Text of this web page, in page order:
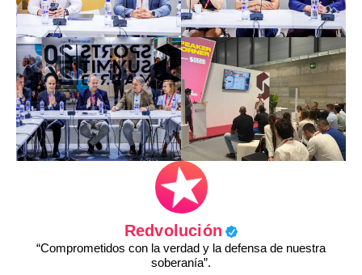
Redvolución
“Comprometidos con la verdad y la defensa de nuestra
soberanía”.